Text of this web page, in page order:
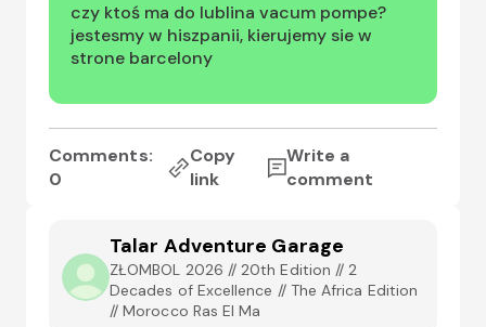
czy ktoś ma do lublina vacum pompe?
jestesmy w hiszpanii, kierujemy sie w
strone barcelony
Comments:
0
Copy
link
Write a
comment
Talar Adventure Garage
ZŁOMBOL 2026 // 20th Edition // 2
Decades of Excellence // The Africa Edition
// Morocco Ras El Ma